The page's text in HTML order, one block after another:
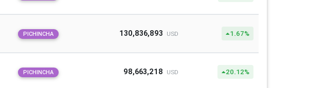
PICHINCHA 130,836,893 USD 1.67%
PICHINCHA 98,663,218 USD 20.12%